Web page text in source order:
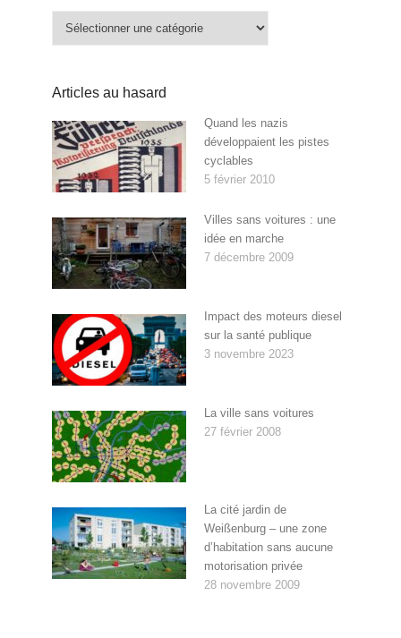
Catégories
Articles au hasard
Quand les nazis
développaient les pistes
cyclables
5 février 2010
Villes sans voitures : une
idée en marche
7 décembre 2009
Impact des moteurs diesel
sur la santé publique
3 novembre 2023
La ville sans voitures
27 février 2008
La cité jardin de
Weißenburg – une zone
d’habitation sans aucune
motorisation privée
28 novembre 2009